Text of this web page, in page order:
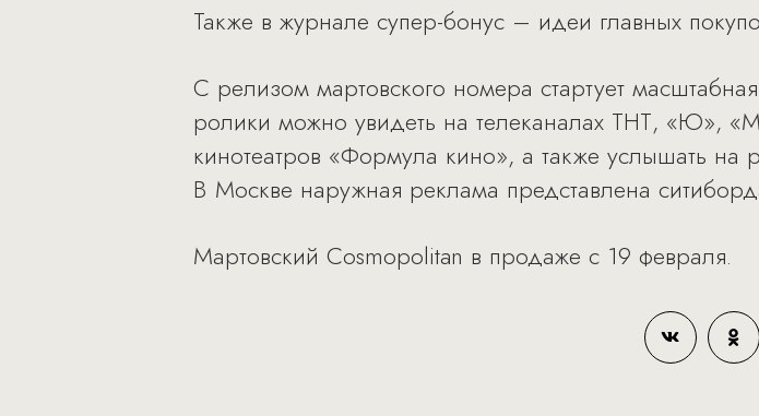
Также в журнале супер-бонус – идеи главных
С релизом мартовского номера стартует
ролики можно увидеть на телеканалах ТНТ, «Ю»,
кинотеатров «Формула кино», а также услышать
В Москве наружная реклама представлена
Мартовский Cosmopolitan в продаже с 19 февраля.